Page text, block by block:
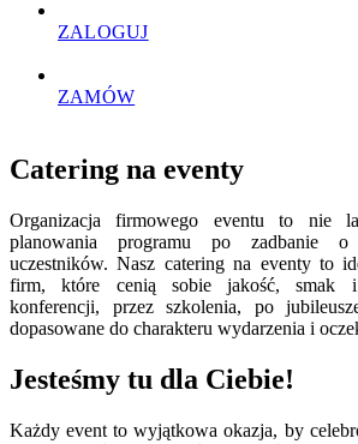
ZALOGUJ
ZAMÓW
Catering na eventy
Organizacja firmowego eventu to nie
planowania programu po zadbanie o
uczestników. Nasz catering na eventy to
firm, które cenią sobie jakość, smak i
konferencji, przez szkolenia, po
dopasowane do charakteru wydarzenia i
Jesteśmy tu dla Ciebie!
Każdy event to wyjątkowa okazja, by